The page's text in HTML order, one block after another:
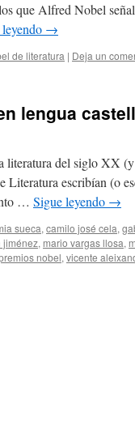
que Alfred Nobel
→
de literatura | Deja un
lengua
del siglo XX
escribían (o
… Sigue leyendo →
sueca, camilo josé cela,
jiménez, mario vargas llosa,
nobel, vicente